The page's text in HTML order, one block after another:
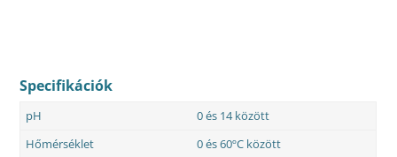
Specifikációk
pH
0 és 14 között
Hőmérséklet
0 és 60ºC között